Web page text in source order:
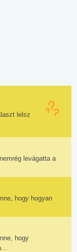
lelsz
levágatta a
hogy hogyan
hogy